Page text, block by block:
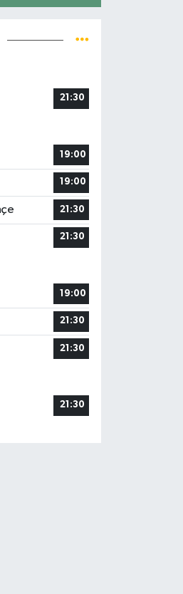
21:30
19:00
19:00
21:30
21:30
19:00
21:30
21:30
21:30